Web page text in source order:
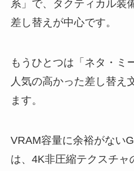
系」で、タクティカル装
差し替えが中心です。
もうひとつは「ネタ・ミ
人気の高かった差し替え
ます。
VRAM容量に余裕がない
は、4K非圧縮テクスチャ